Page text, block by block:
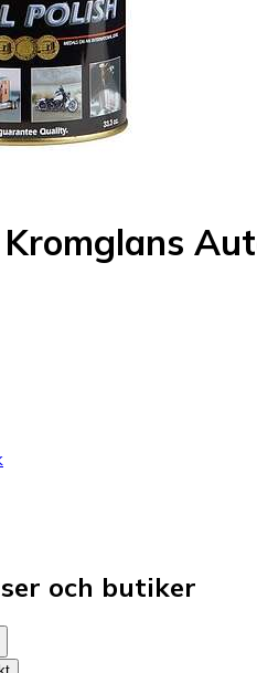
och butiker